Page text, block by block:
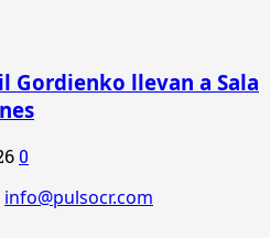
Gordienko llevan a Sala
0
info@pulsocr.com